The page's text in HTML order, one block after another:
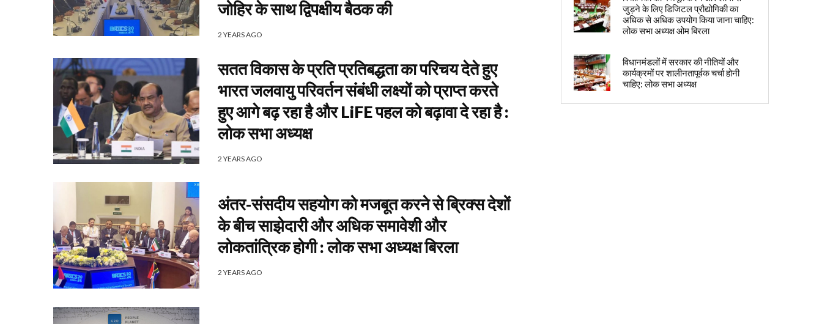
जोहिर के साथ द्विपक्षीय बैठक की
2 YEARS AGO
सतत विकास के प्रति प्रतिबद्धता का परिचय देते हुए
भारत जलवायु परिवर्तन संबंधी लक्ष्यों को प्राप्त करते
हुए आगे बढ़ रहा है और LiFE पहल को बढ़ावा दे रहा है :
लोक सभा अध्यक्ष
2 YEARS AGO
अंतर-संसदीय सहयोग को मजबूत करने से ब्रिक्स देशों
के बीच साझेदारी और अधिक समावेशी और
लोकतांत्रिक होगी : लोक सभा अध्यक्ष बिरला
2 YEARS AGO
जुड़ने के लिए डिजिटल प्रौद्योगिकी का
अधिक से अधिक उपयोग किया जाना चाहिए:
लोक सभा अध्यक्ष ओम बिरला
विधानमंडलों में सरकार की नीतियों और
कार्यक्रमों पर शालीनतापूर्वक चर्चा होनी
चाहिए: लोक सभा अध्यक्ष